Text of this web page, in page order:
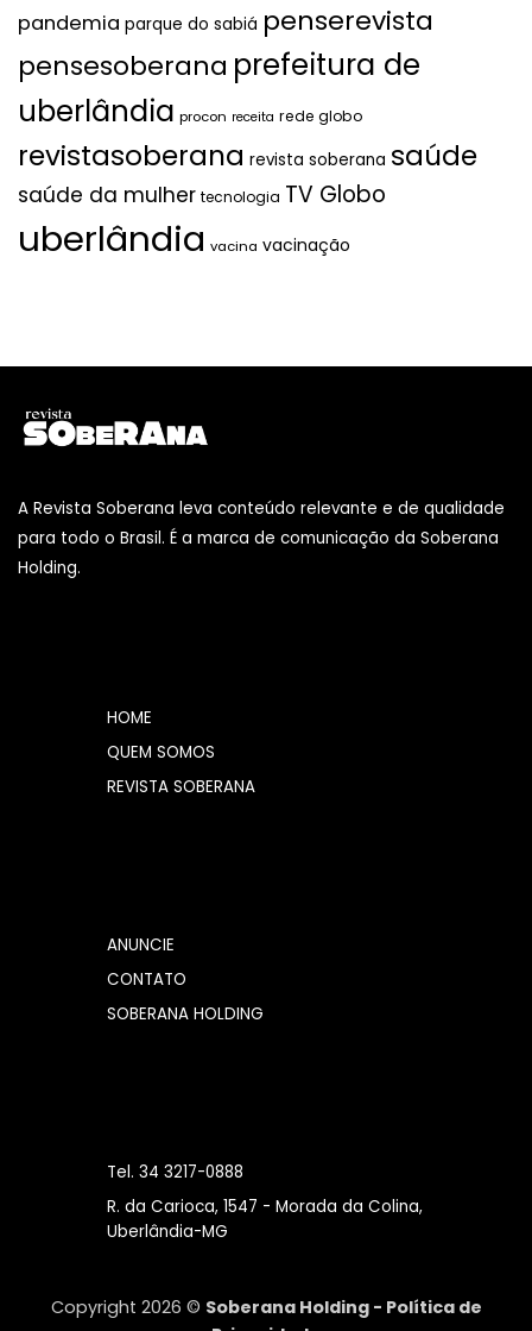
pandemia parque do sabiá penserevista
pensesoberana prefeitura de
uberlândia procon receita rede globo
revistasoberana revista soberana saúde
saúde da mulher tecnologia TV Globo
uberlândia vacina vacinação
A Revista Soberana leva conteúdo relevante e de qualidade
para todo o Brasil. É a marca de comunicação da Soberana
Holding.
HOME
QUEM SOMOS
REVISTA SOBERANA
ANUNCIE
CONTATO
SOBERANA HOLDING
Tel. 34 3217-0888
R. da Carioca, 1547 - Morada da Colina,
Uberlândia-MG
Copyright 2026 © Soberana Holding - Política de